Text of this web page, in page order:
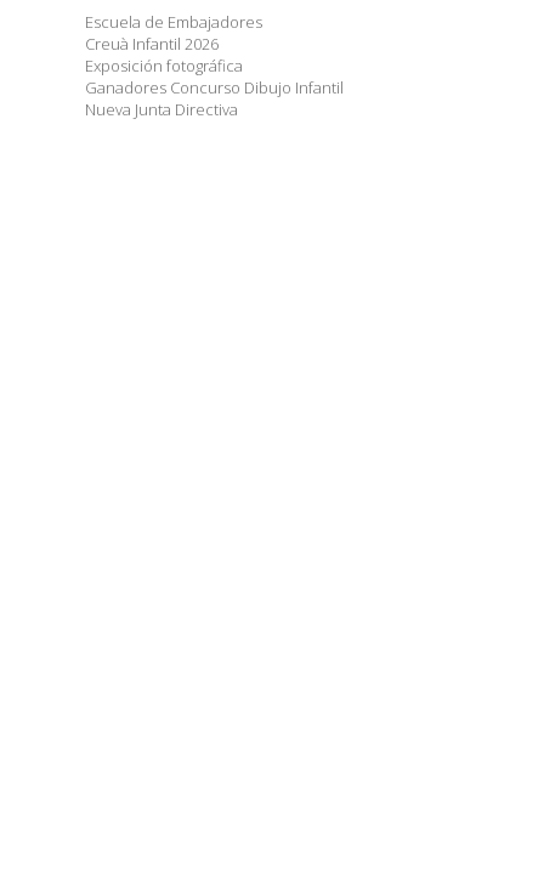
Escuela de Embajadores
Creuà Infantil 2026
Exposición fotográfica
Ganadores Concurso Dibujo Infantil
Nueva Junta Directiva